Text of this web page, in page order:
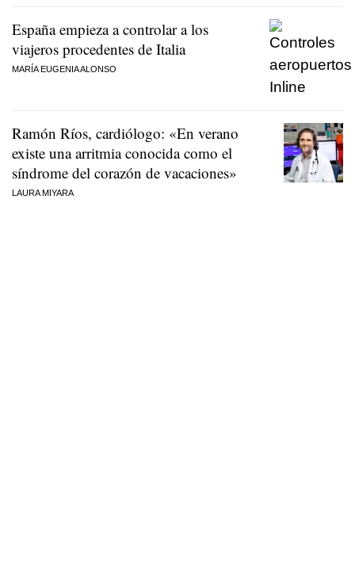
España empieza a controlar a los
viajeros procedentes de Italia
MARÍA EUGENIA ALONSO
Ramón Ríos, cardiólogo: «En verano
existe una arritmia conocida como el
síndrome del corazón de vacaciones»
LAURA MIYARA